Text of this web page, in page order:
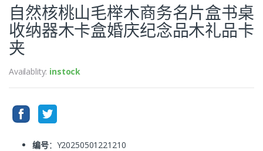
自然核桃山毛榉木商务名片盒书桌
收纳器木卡盒婚庆纪念品木礼品卡
夹
Availablity: instock
编号：Y20250501221210